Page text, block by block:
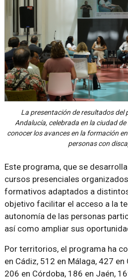
La presentación de resultados del
Andalucía, celebrada en la ciudad
conocer los avances en la formación
personas con
Este programa, que se
cursos presenciales
formativos adaptados a
objetivo facilitar el acceso a la
autonomía de las personas
así como ampliar sus
Por territorios, el programa ha
en Cádiz, 512 en Málaga, 427 en
206 en Córdoba, 186 en Jaén,